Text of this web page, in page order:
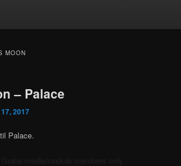
MOON
– Palace
2017
Palace.